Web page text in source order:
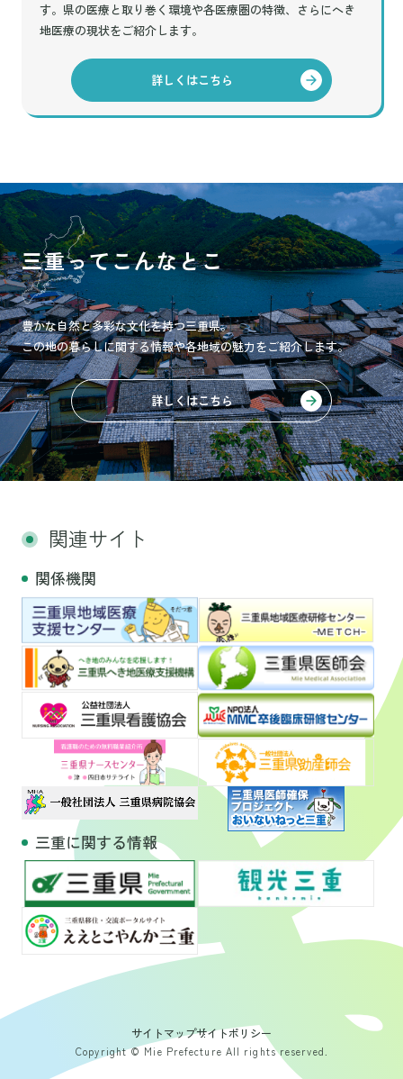
す。県の医療と取り巻く環境や各医療圏の特徴、さらにへき
地医療の現状をご紹介します。
詳しくはこちら
三重ってこんなとこ
豊かな自然と多彩な文化を持つ三重県。
この地の暮らしに関する情報や各地域の魅力をご紹介します。
詳しくはこちら
関連サイト
関係機関
三重に関する情報
サイトマップサイトポリシー
Copyright © Mie Prefecture All rights reserved.